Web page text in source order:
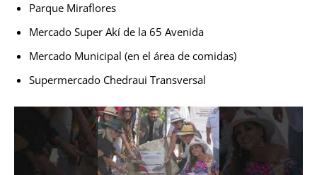
Parque Miraflores
Mercado Super Akí de la 65 Avenida
Mercado Municipal (en el área de comidas)
Supermercado Chedraui Transversal